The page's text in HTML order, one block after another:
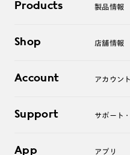
Products 製品情報
サングラス
コンタクトレンズ
アクセサリー
Shop 店舗情報
オンラインショップ
Account アカウン
ログアウト
Support サポート
App アプリ